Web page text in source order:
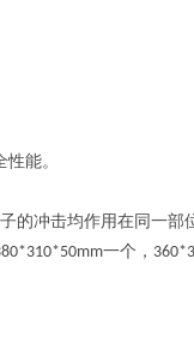
能。
的冲击均作用在同一部
一个，